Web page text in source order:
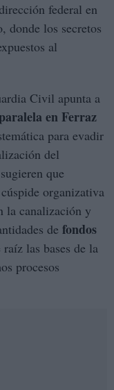
federal en
donde los secretos
al
Civil apunta a
en Ferraz
para evadir
del
que
organizativa
la canalización y
de fondos
las bases de la
procesos